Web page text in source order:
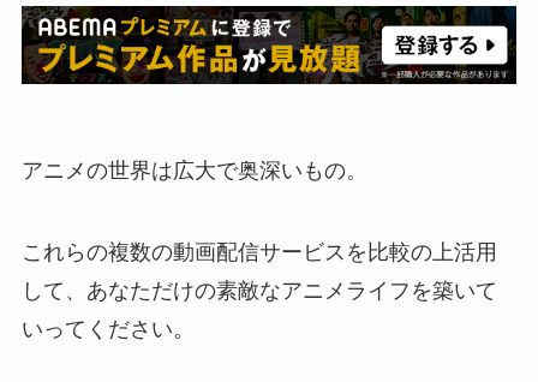
アニメの世界は広大で奥深いもの。
これらの複数の動画配信サービスを比較の上活用
して、あなただけの素敵なアニメライフを築いて
いってください。